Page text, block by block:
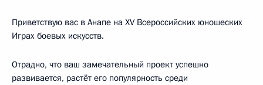
Приветствую вас в Анапе на XV Всероссийских юношеских
Играх боевых искусств.
Отрадно, что ваш замечательный проект успешно
развивается, растёт его популярность среди